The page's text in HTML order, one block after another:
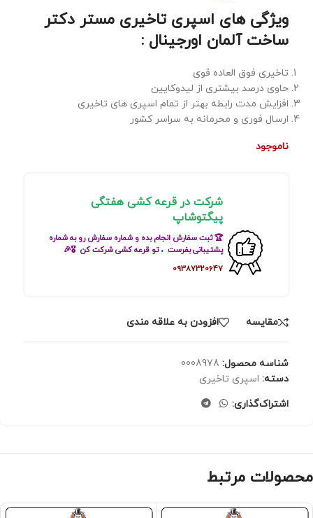
ویژگی های اسپری تاخیری مستر دکتر
ساخت آلمان اورجینال :
تاخیری فوق العاده قوی
حاوی درصد بیشتری از لیدوکایین
افزایش مدت رابطه بهتر از تمام اسپری های تاخیری
ارسال فوری و محرمانه به سراسر کشور
ناموجود
شرکت در قرعه کشی هفتگی
پیگتوشاپ
🏆 ثبت سفارش انجام بده و شماره سفارش رو به شماره
پشتیبانی بفرست ، تو قرعه کشی شرکت کن 🎖🎉
09387320647
مقايسه افزودن به علاقه مندی
شناسه محصول: 0008978
دسته: اسپری تاخیری
اشتراک‌گذاری:
محصولات مرتبط